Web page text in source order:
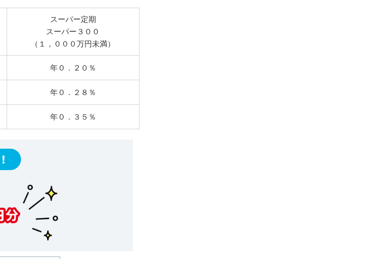
スーパー定期
スーパー３００
（１，０００万円未満）
年０．２０％
年０．２８％
年０．３５％